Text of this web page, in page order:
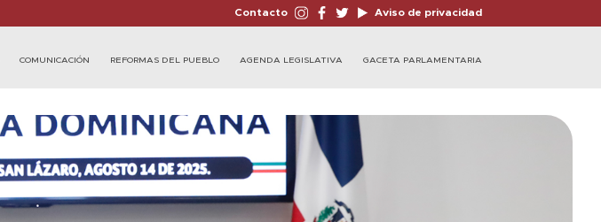
Contacto Aviso de privacidad
COMUNICACIÓN REFORMAS DEL PUEBLO AGENDA LEGISLATIVA GACETA PARLAMENTARIA